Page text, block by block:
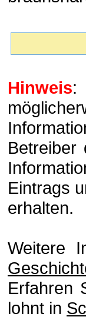
Hinweis:
Eintrags
erhalten.
Weitere
Erfahren
lohnt in